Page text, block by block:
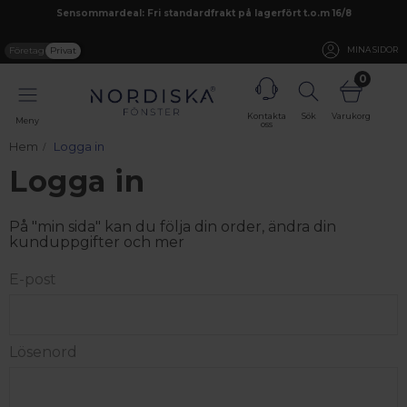
Sensommardeal: Fri standardfrakt på lagerfört t.o.m 16/8
Företag Privat MINA SIDOR
Meny
Kontakta
oss
Sök
0
Varukorg
Hem Logga in
Logga in
På "min sida" kan du följa din order, ändra din
kunduppgifter och mer
E-post
Lösenord